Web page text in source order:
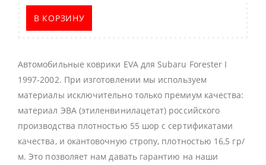
В КОРЗИНУ
Автомобильные коврики EVA для Subaru Forester I
1997-2002. При изготовлении мы используем
материалы исключительно только премиум качества:
материал ЭВА (этиленвинилацетат) российского
производства плотностью 55 шор с сертификатами
качества, и окантовочную стропу, плотностью 16,5 гр/
м. Это позволяет нам давать гарантию на наши